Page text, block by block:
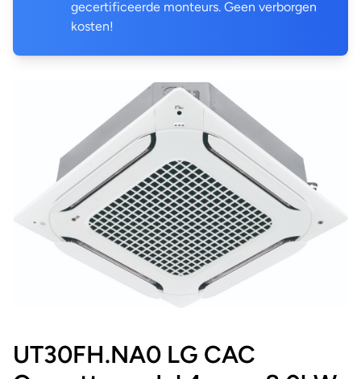
gecertificeerde monteurs. Geen verborgen
kosten!
UT30FH.NA0 LG CAC